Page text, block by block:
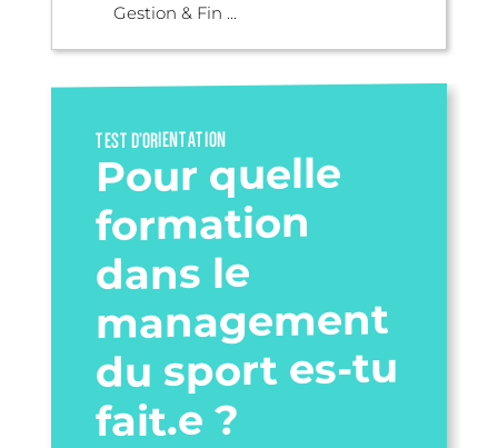
Gestion & Fin ...
TEST D’ORIENTATION
Pour quelle
formation
dans le
management
du sport es-tu
fait.e ?